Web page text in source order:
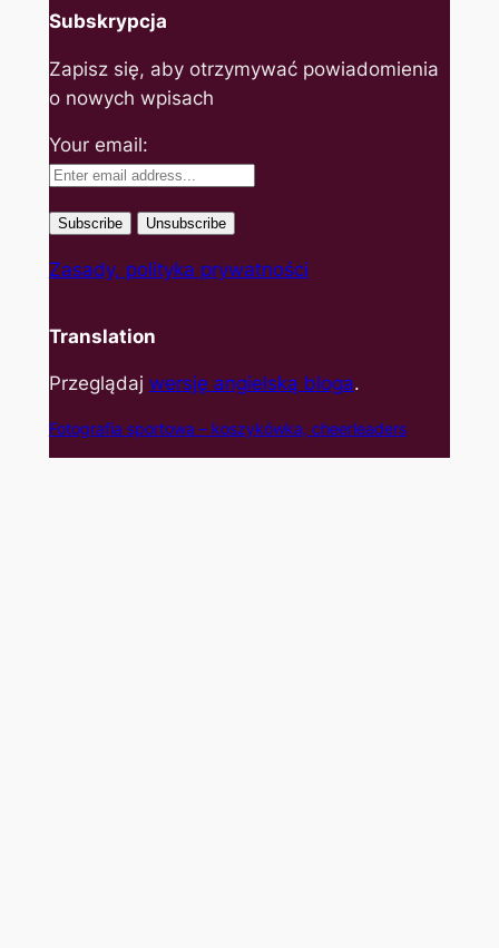
Subskrypcja
Zapisz się, aby otrzymywać powiadomienia
o nowych wpisach
Your email:
Zasady, polityka prywatności
Translation
Przeglądaj wersję angielską bloga.
Fotografia sportowa – koszykówka, cheerleaders